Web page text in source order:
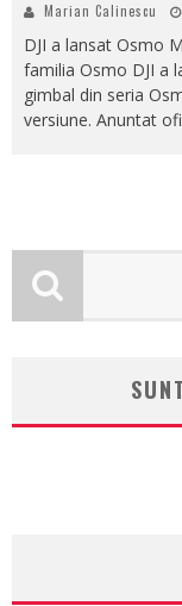
Marian Calinescu
DJI a lansat Osmo
familia Osmo DJI a
gimbal din seria
versiune. Anuntat